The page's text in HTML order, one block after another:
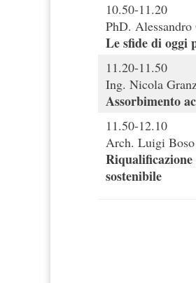
10.50-11.20
PhD. Alessandro
Le sfide di oggi
11.20-11.50
Ing. Nicola
Assorbimento
11.50-12.10
Arch. Luigi Boso
sostenibile